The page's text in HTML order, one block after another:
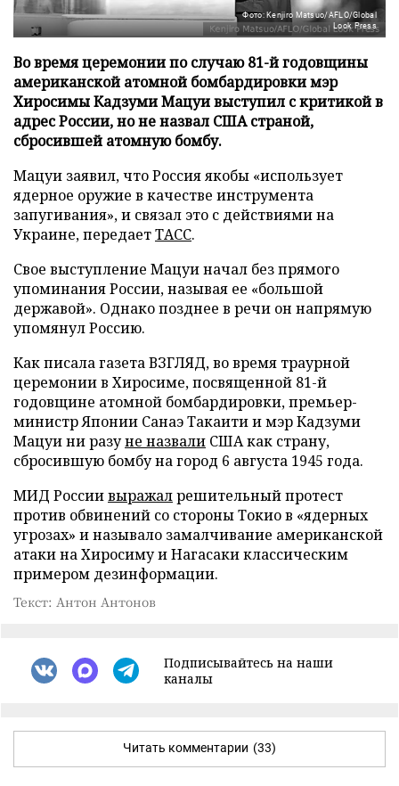
Фото: Kenjiro Matsuo/AFLO/Global
Look Press
Во время церемонии по случаю 81-й годовщины
американской атомной бомбардировки мэр
Хиросимы Кадзуми Мацуи выступил с критикой в
адрес России, но не назвал США страной,
сбросившей атомную бомбу.
Мацуи заявил, что Россия якобы «использует
ядерное оружие в качестве инструмента
запугивания», и связал это с действиями на
Украине, передаетТАСС.
Свое выступление Мацуи начал без прямого
упоминания России, называя ее «большой
державой». Однако позднее в речи он напрямую
упомянул Россию.
Как писала газета ВЗГЛЯД, во время траурной
церемонии в Хиросиме, посвященной 81-й
годовщине атомной бомбардировки, премьер-
министр Японии Санаэ Такаити и мэр Кадзуми
Мацуи ни разуне назвали США как страну,
сбросившую бомбу на город 6 августа 1945 года.
МИД Россиивыражалрешительный протест
против обвинений со стороны Токио в «ядерных
угрозах» и называло замалчивание американской
атаки на Хиросиму и Нагасаки классическим
примером дезинформации.
Текст: Антон Антонов
Подписывайтесь на наши
каналы
Читать комментарии (33)